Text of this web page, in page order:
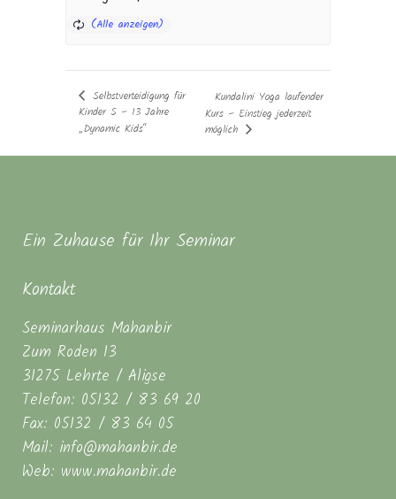
Selbstverteidigung für
Kinder 5 – 13 Jahre
„Dynamic Kids“
Kundalini Yoga laufender
Kurs – Einstieg jederzeit
möglich
Ein Zuhause für Ihr Seminar
Kontakt
Seminarhaus Mahanbir
Zum Roden 13
31275 Lehrte / Aligse
Telefon: 05132 / 83 69 20
Fax: 05132 / 83 64 05
Mail: info@mahanbir.de
Web: www.mahanbir.de